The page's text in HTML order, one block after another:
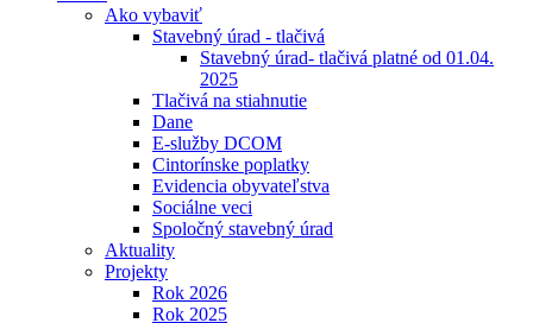
Ako vybaviť
Stavebný úrad - tlačivá
Stavebný úrad- tlačivá platné od 01.04.
2025
Tlačivá na stiahnutie
Dane
E-služby DCOM
Cintorínske poplatky
Evidencia obyvateľstva
Sociálne veci
Spoločný stavebný úrad
Aktuality
Projekty
Rok 2026
Rok 2025